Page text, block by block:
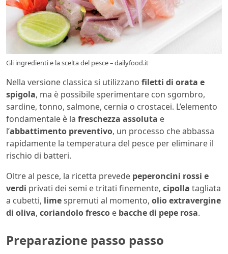
Gli ingredienti e la scelta del pesce – dailyfood.it
Nella versione classica si utilizzano filetti di orata e
spigola, ma è possibile sperimentare con sgombro,
sardine, tonno, salmone, cernia o crostacei. L’elemento
fondamentale è la freschezza assoluta e
l’abbattimento preventivo, un processo che abbassa
rapidamente la temperatura del pesce per eliminare il
rischio di batteri.
Oltre al pesce, la ricetta prevede peperoncini rossi e
verdi privati dei semi e tritati finemente, cipolla tagliata
a cubetti, limespremuti al momento, olio extravergine
di oliva, coriandolo fresco e bacche di pepe rosa.
Preparazione passo passo